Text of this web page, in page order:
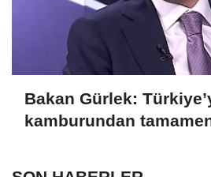
Bakan Gürlek:
kamburundan